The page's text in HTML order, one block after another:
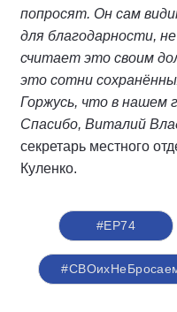
попросят. Он сам
для благодарности,
считает это своим
это сотни
Горжусь, что в нашем
Спасибо, Виталий
секретарь местного
Куленко.
#ЕР74